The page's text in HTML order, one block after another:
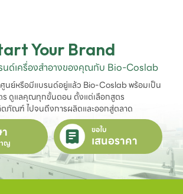
Your Brand
นด์เครื่องสำอางของคุณกับ Bio-Coslab
ศูนย์หรือมีแบรนด์อยู่แล้ว Bio-Coslab พร้อมเป็น
ดูแลคุณทุกขั้นตอน ตั้งแต่เลือกสูตร
ภัณฑ์ ไปจนถึงการผลิตและออกสู่ตลาด
ญ
ขอใบ
เสนอราคา